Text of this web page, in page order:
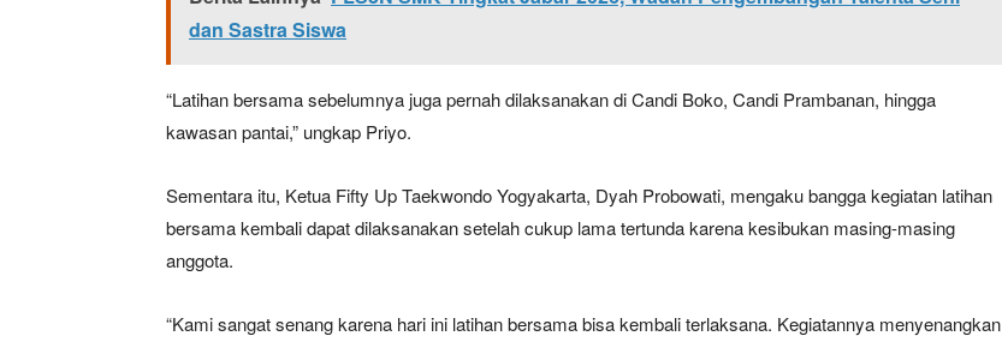
dan Sastra Siswa
“Latihan bersama sebelumnya juga pernah dilaksanakan di Candi Boko, Candi Prambanan, hingga
kawasan pantai,” ungkap Priyo.
Sementara itu, Ketua Fifty Up Taekwondo Yogyakarta, Dyah Probowati, mengaku bangga kegiatan latihan
bersama kembali dapat dilaksanakan setelah cukup lama tertunda karena kesibukan masing-masing
anggota.
“Kami sangat senang karena hari ini latihan bersama bisa kembali terlaksana. Kegiatannya menyenangkan